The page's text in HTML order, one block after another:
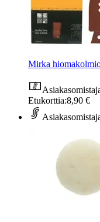
Mirka
Etukorttia:8,90 €